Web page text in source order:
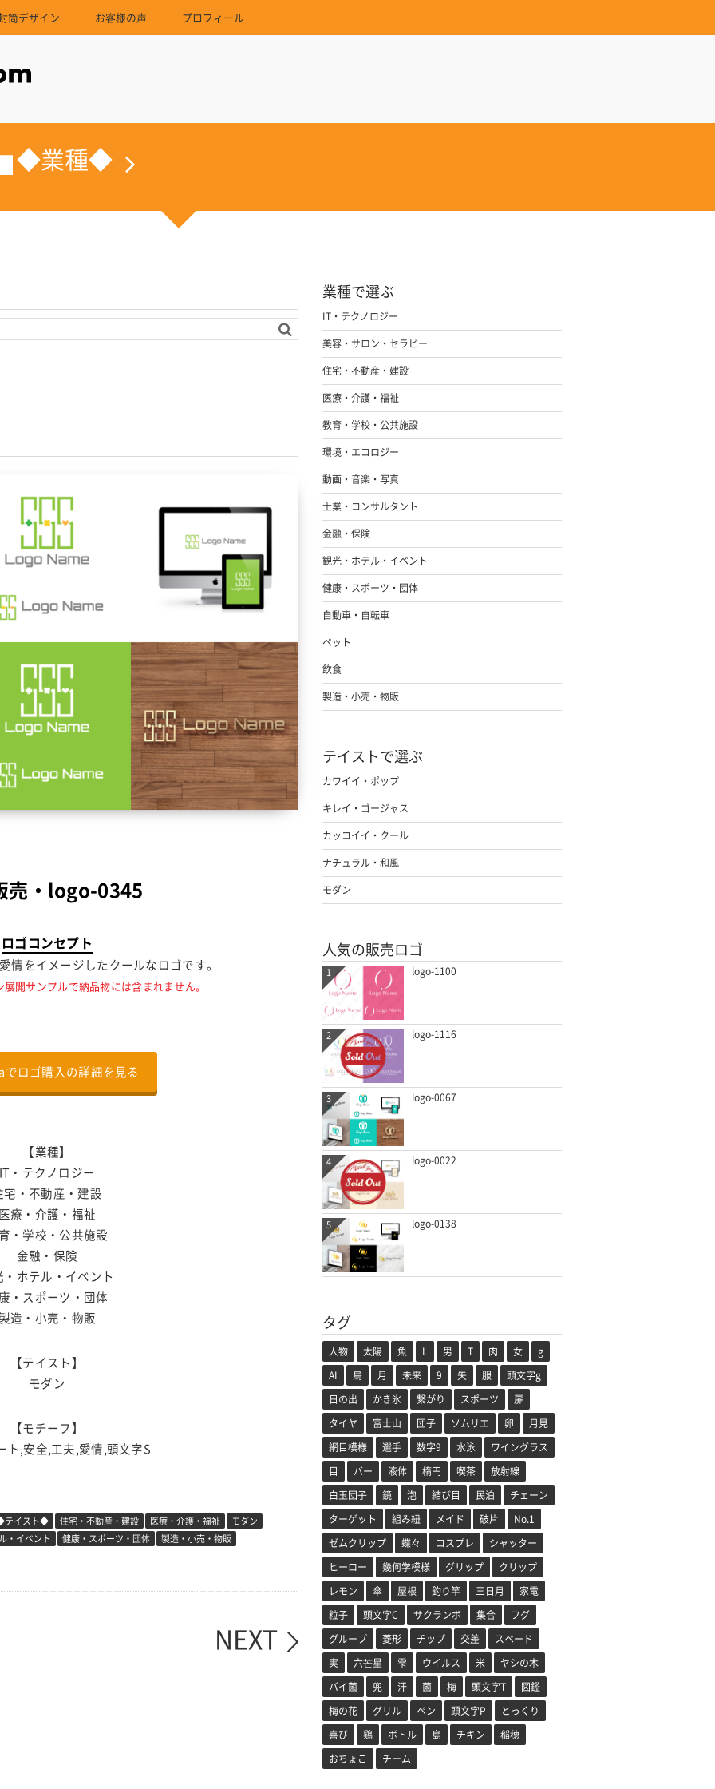
筒デザイン お客様の声 プロフィール
◆業種◆
売・logo-0345
ロゴコンセプト
情をイメージしたクールなロゴです。
開サンプルで納品物には含まれません。
ロゴ購入の詳細を見る
【業種】
IT・テクノロジー
宅・不動産・建設
医療・介護・福祉
・学校・公共施設
金融・保険
・ホテル・イベント
・スポーツ・団体
造・小売・物販
【テイスト】
モダン
【モチーフ】
ト,安全,工夫,愛情,頭文字S
イスト◆ 住宅・不動産・建設 医療・介護・福祉
モダン
・イベント 健康・スポーツ・団体
製造・小売・物販
NEXT
業種で選ぶ
IT・テクノロジー
美容・サロン・セラピー
住宅・不動産・建設
医療・介護・福祉
教育・学校・公共施設
環境・エコロジー
動画・音楽・写真
士業・コンサルタント
金融・保険
観光・ホテル・イベント
健康・スポーツ・団体
自動車・自転車
ペット
飲食
製造・小売・物販
テイストで選ぶ
カワイイ・ポップ
キレイ・ゴージャス
カッコイイ・クール
ナチュラル・和風
モダン
人気の販売ロゴ
logo-1100
1
logo-1116
2
logo-0067
3
logo-0022
4
logo-0138
5
タグ
人物 太陽 魚 L 男 T 肉 女
g
AI
鳥 月 未来 9 矢 服
頭文字g
日の出
かき氷 繋がり スポーツ
扉
タイヤ
富士山 団子 ソムリエ 卵
月見
網目模様
選手 数字9 水泳
ワイングラス
目
バー 液体 楕円 喫茶
放射線
白玉団子
鏡 泡 結び目 民泊
チェーン
ターゲット
組み紐 メイド 破片
No.1
ゼムクリップ
蝶々 コスプレ
シャッター
ヒーロー
幾何学模様 グリップ
クリップ
レモン
傘 屋根 釣り竿 三日月
家電
粒子
頭文字C サクランボ 集合
フグ
グループ
菱形 チップ 交差
スペード
実
六芒星 雫 ウイルス 米
ヤシの木
バイ菌
兜 汗 菌 梅 頭文字T
図鑑
梅の花
グリル ペン 頭文字P
とっくり
喜び
鶏 ボトル 島 チキン
稲穂
おちょこ
チーム